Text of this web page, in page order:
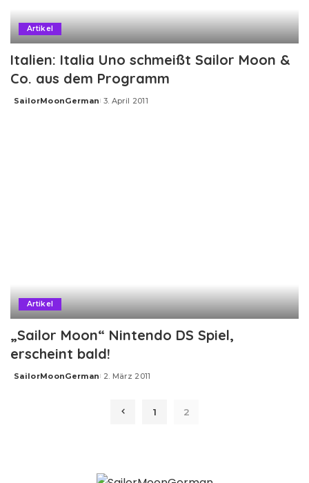
Artikel
Italien: Italia Uno schmeißt Sailor Moon &
Co. aus dem Programm
Posted
SailorMoonGerman 3. April 2011
Artikel
„Sailor Moon“ Nintendo DS Spiel,
erscheint bald!
Posted
SailorMoonGerman 2. März 2011
1 2